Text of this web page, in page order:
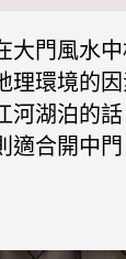
大門風水
理環境的因
河湖泊的
適合開中門